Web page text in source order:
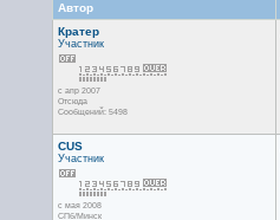
Автор
Кратер
Участник
с апр 2007
Отсюда
Сообщений: 5498
CUS
Участник
с мая 2008
СПб/Минск